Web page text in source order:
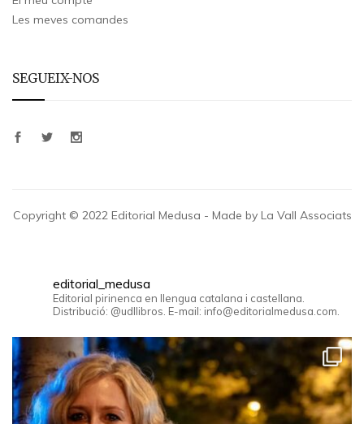
Les meves comandes
SEGUEIX-NOS
Copyright © 2022 Editorial Medusa - Made by La Vall Associats
editorial_medusa
Editorial pirinenca en llengua catalana i castellana.
Distribució: @udllibros. E-mail: info@editorialmedusa.com.